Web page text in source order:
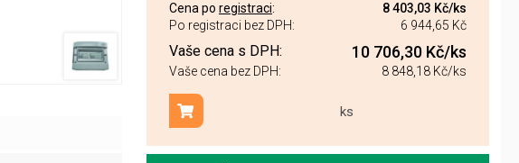
Cena po registraci: 8 403,03 Kč/ks
Po registraci bez DPH:
6 944,65 Kč
Vaše cena s DPH: 10 706,30 Kč/ks
Vaše cena bez DPH: 8 848,18 Kč/ks
ks
Přidat do košíku